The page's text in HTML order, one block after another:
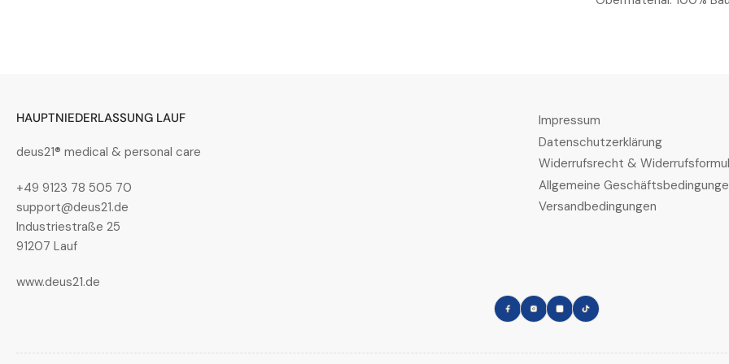
Bild
Galerieansicht
5
laden
HAUPTNIEDERLASSUNG LAUF
deus21® medical & personal care
+49 9123 78 505 70
support@deus21.de
Industriestraße 25
91207 Lauf
www.deus21.de
Impressum
Datenschutzerklärung
Widerrufsrecht &
Allgemeine
Versandbedingungen
FacebookInstagram
LinkedInTikTok